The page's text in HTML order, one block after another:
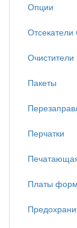
Опции
Отсекатели
Очистители
Пакеты
Перчатки
Платы